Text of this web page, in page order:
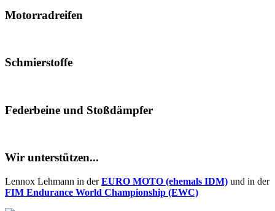
Motorradreifen
Schmierstoffe
Federbeine und Stoßdämpfer
Wir unterstützen...
Lennox Lehmann in derEURO MOTO (ehemals IDM) und in der
FIM Endurance World Championship (EWC)